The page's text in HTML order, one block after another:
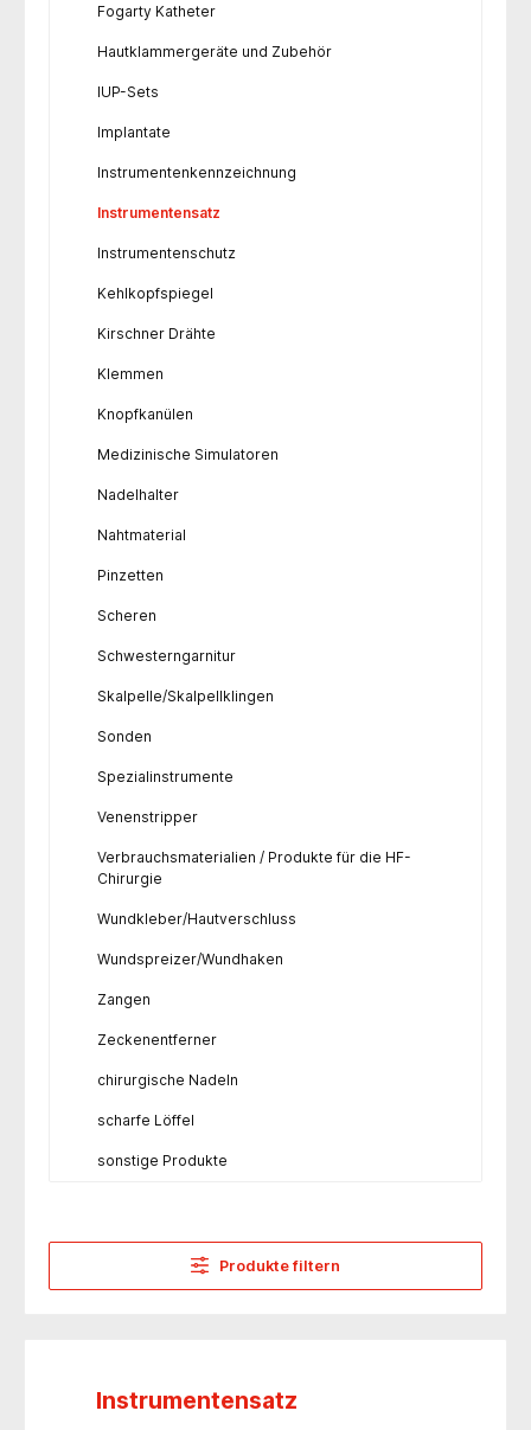
Fogarty Katheter
Hautklammergeräte und Zubehör
IUP-Sets
Implantate
Instrumentenkennzeichnung
Instrumentensatz
Instrumentenschutz
Kehlkopfspiegel
Kirschner Drähte
Klemmen
Knopfkanülen
Medizinische Simulatoren
Nadelhalter
Nahtmaterial
Pinzetten
Scheren
Schwesterngarnitur
Skalpelle/Skalpellklingen
Sonden
Spezialinstrumente
Venenstripper
Verbrauchsmaterialien / Produkte für die HF-
Chirurgie
Wundkleber/Hautverschluss
Wundspreizer/Wundhaken
Zangen
Zeckenentferner
chirurgische Nadeln
scharfe Löffel
sonstige Produkte
Produkte filtern
Instrumentensatz